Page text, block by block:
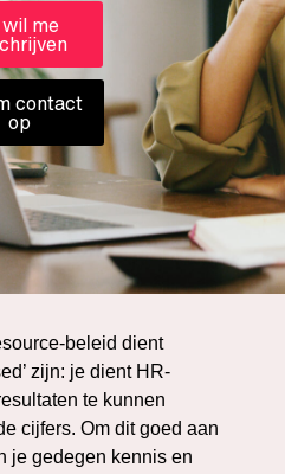
me
contact
op
beleid dient
zijn: je dient HR-
te kunnen
cijfers. Om dit goed aan
je gedegen kennis en